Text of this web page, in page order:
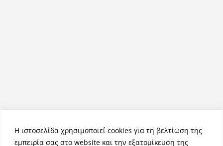
Η ιστοσελίδα χρησιμοποιεί cookies για τη βελτίωση της
εμπειρία σας στο website και την εξατομίκευση της